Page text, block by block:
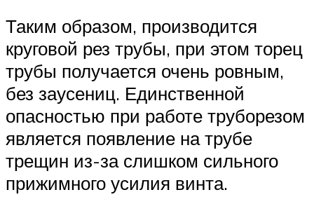
Таким образом, производится
круговой рез трубы, при этом торец
трубы получается очень ровным,
без заусениц. Единственной
опасностью при работе труборезом
является появление на трубе
трещин из-за слишком сильного
прижимного усилия винта.